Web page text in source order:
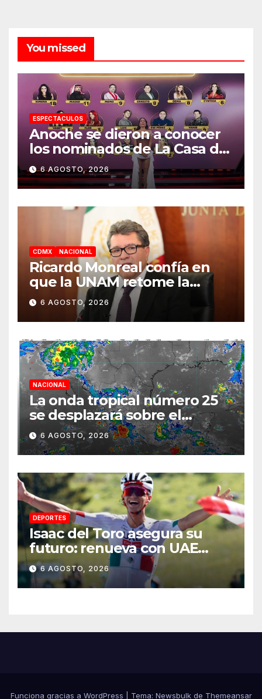
You missed
ESPECTACULOS
Anoche se dieron a conocer
los nominados de La Casa de
los Famosos México 2026 en
la segunda semana
6 AGOSTO, 2026
CDMX NACIONAL
Ricardo Monreal confía en
que la UNAM retome la
normalidad e inicie el
semestre mediante el
diálogo
6 AGOSTO, 2026
NACIONAL
La onda tropical número 25
se desplazará sobre el
sureste mexicano
6 AGOSTO, 2026
DEPORTES
Isaac del Toro asegura su
futuro: renueva con UAE
Team Emirates hasta 2031
6 AGOSTO, 2026
Funciona gracias a WordPress Tema: Newsbulkde Themeansar